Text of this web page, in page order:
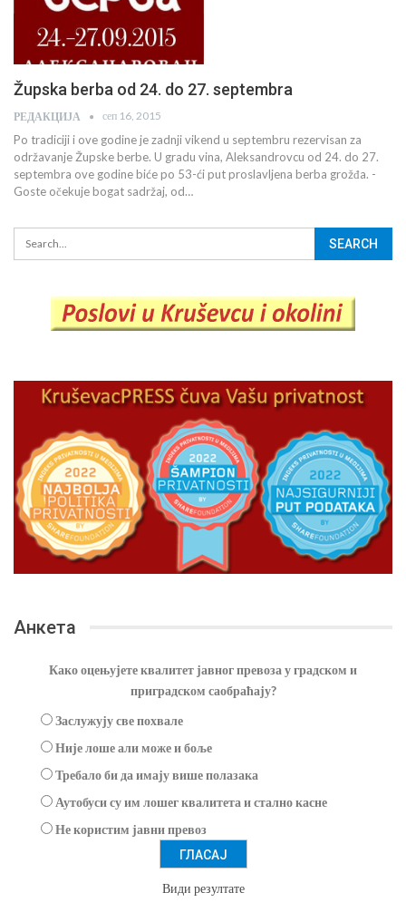
Župska berba od 24. do 27. septembra
РЕДАКЦИЈА сеп 16, 2015
Po tradiciji i ove godine je zadnji vikend u septembru rezervisan za
održavanje Župske berbe. U gradu vina, Aleksandrovcu od 24. do 27.
septembra ove godine biće po 53-ći put proslavljena berba grožđa. -
Goste očekuje bogat sadržaj, od…
Анкета
Како оцењујете квалитет јавног превоза у градском и
приградском саобраћају?
Заслужују све похвале
Није лоше али може и боље
Требало би да имају више полазака
Аутобуси су им лошег квалитета и стално касне
Не користим јавни превоз
Види резултате